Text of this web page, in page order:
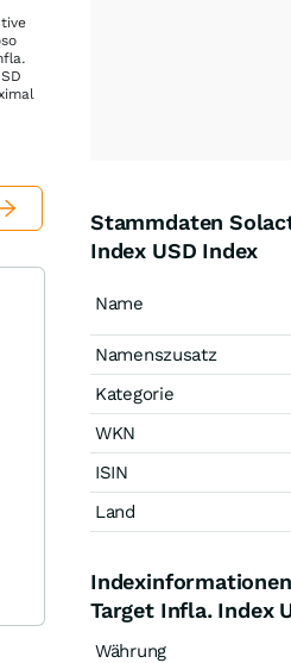
Stammdaten
Index USD Index
Name
Namenszusatz
Kategorie
WKN
ISIN
Land
Target Infla. Index
Währung